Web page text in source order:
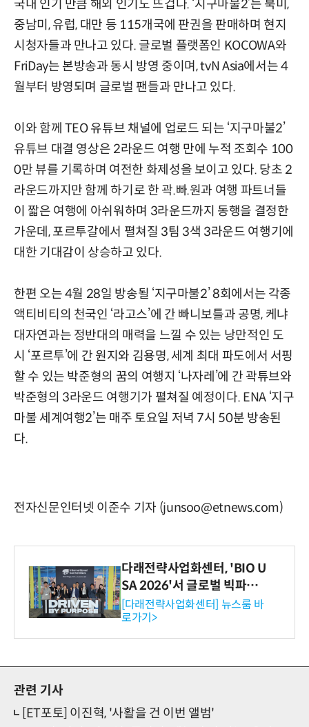
국내 인기 만큼 해외 인기도 뜨겁다. ‘지구마불2’는 북미,
중남미, 유럽, 대만 등 115개국에 판권을 판매하며 현지
시청자들과 만나고 있다. 글로벌 플랫폼인 KOCOWA와
FriDay는 본방송과 동시 방영 중이며, tvN Asia에서는 4
월부터 방영되며 글로벌 팬들과 만나고 있다.
이와 함께 TEO 유튜브 채널에 업로드 되는 ‘지구마불2’
유튜브 대결 영상은 2라운드 여행 만에 누적 조회수 100
0만 뷰를 기록하며 여전한 화제성을 보이고 있다. 당초 2
라운드까지만 함께 하기로 한 곽.빠.원과 여행 파트너들
이 짧은 여행에 아쉬워하며 3라운드까지 동행을 결정한
가운데, 포르투갈에서 펼쳐질 3팀 3색 3라운드 여행기에
대한 기대감이 상승하고 있다.
한편 오는 4월 28일 방송될 ‘지구마불2’ 8회에서는 각종
액티비티의 천국인 ‘라고스’에 간 빠니보틀과 공명, 케냐
대자연과는 정반대의 매력을 느낄 수 있는 낭만적인 도
시 ‘포르투’에 간 원지와 김용명, 세계 최대 파도에서 서핑
할 수 있는 박준형의 꿈의 여행지 ‘나자레’에 간 곽튜브와
박준형의 3라운드 여행기가 펼쳐질 예정이다. ENA ‘지구
마불 세계여행2’는 매주 토요일 저녁 7시 50분 방송된
다.
전자신문인터넷 이준수 기자 (junsoo@etnews.com)
다래전략사업화센터, 'BIO U
SA 2026'서 글로벌 빅파마
와의 비즈니스 미팅 지원…K
-바이오 해외 진출 교두보 확
보
[다래전략사업화센터] 뉴스룸 바
로가기>
관련 기사
[ET포토] 이진혁, '사활을 건 이번 앨범'